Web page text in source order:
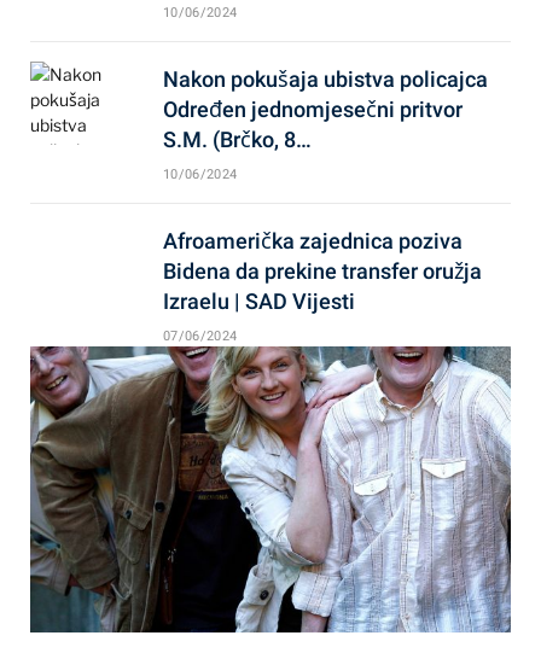
10/06/2024
Nakon pokušaja ubistva policajca
Određen jednomjesečni pritvor
S.M. (Brčko, 8…
10/06/2024
Afroamerička zajednica poziva
Bidena da prekine transfer oružja
Izraelu | SAD Vijesti
07/06/2024